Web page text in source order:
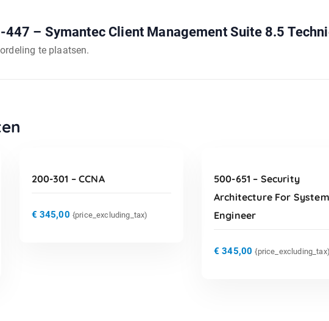
447 – Symantec Client Management Suite 8.5
te plaatsen.
200-301 – CCNA
€ 345,00 {price_excluding_tax)
500-651 – Security
Architecture For
Engineer
€ 345,00